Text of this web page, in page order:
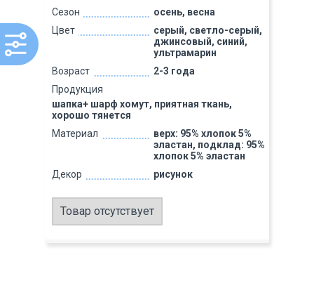
Сезон
осень, весна
Цвет
серый, светло-серый,
джинсовый, синий,
ультрамарин
Возраст
2-3 года
Продукция
шапка+ шарф хомут, приятная ткань,
хорошо тянется
Материал
верх: 95% хлопок 5%
эластан, подклад: 95%
хлопок 5% эластан
Декор
рисунок
Товар отсутствует